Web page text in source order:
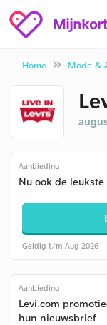
Home Mode &
Aanbieding
Nu ook de
Geldig t/m Aug 2026
Aanbieding
Levi.com
hun nieuwsbrief